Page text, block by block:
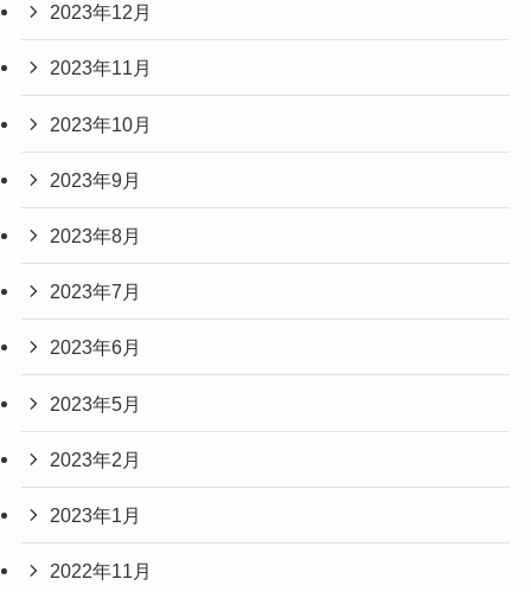
2023年12月
2023年11月
2023年10月
2023年9月
2023年8月
2023年7月
2023年6月
2023年5月
2023年2月
2023年1月
2022年11月